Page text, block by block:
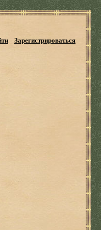
Зарегистрироваться